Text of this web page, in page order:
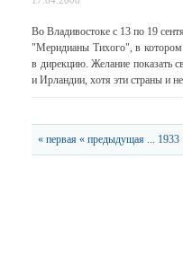
Во Владивостоке с 13 по 19
"Меридианы Тихого", в котором
в дирекцию. Желание показать
и Ирландии, хотя эти страны и
« первая « предыдущая ... 1933